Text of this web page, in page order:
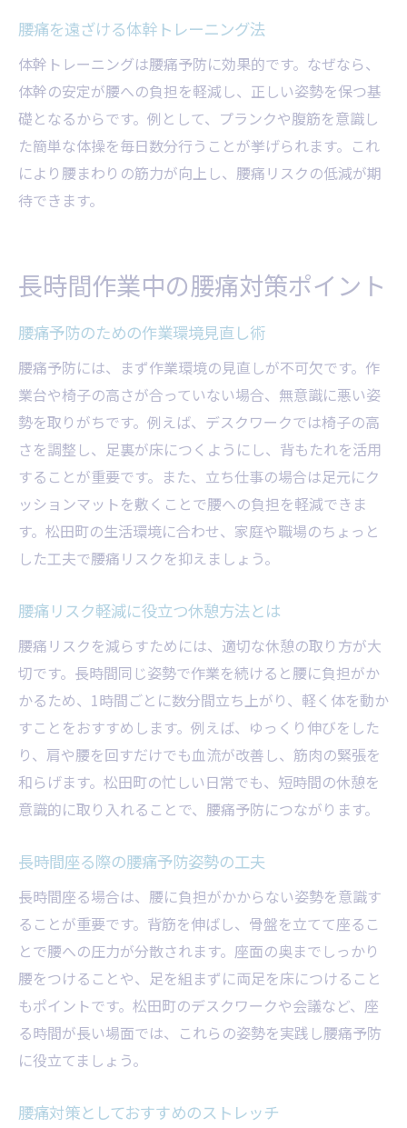
腰痛を遠ざける体幹トレーニング法
体幹トレーニングは腰痛予防に効果的です。なぜなら、
体幹の安定が腰への負担を軽減し、正しい姿勢を保つ基
礎となるからです。例として、プランクや腹筋を意識し
た簡単な体操を毎日数分行うことが挙げられます。これ
により腰まわりの筋力が向上し、腰痛リスクの低減が期
待できます。
長時間作業中の腰痛対策ポイント
腰痛予防のための作業環境見直し術
腰痛予防には、まず作業環境の見直しが不可欠です。作
業台や椅子の高さが合っていない場合、無意識に悪い姿
勢を取りがちです。例えば、デスクワークでは椅子の高
さを調整し、足裏が床につくようにし、背もたれを活用
することが重要です。また、立ち仕事の場合は足元にク
ッションマットを敷くことで腰への負担を軽減できま
す。松田町の生活環境に合わせ、家庭や職場のちょっと
した工夫で腰痛リスクを抑えましょう。
腰痛リスク軽減に役立つ休憩方法とは
腰痛リスクを減らすためには、適切な休憩の取り方が大
切です。長時間同じ姿勢で作業を続けると腰に負担がか
かるため、1時間ごとに数分間立ち上がり、軽く体を動か
すことをおすすめします。例えば、ゆっくり伸びをした
り、肩や腰を回すだけでも血流が改善し、筋肉の緊張を
和らげます。松田町の忙しい日常でも、短時間の休憩を
意識的に取り入れることで、腰痛予防につながります。
長時間座る際の腰痛予防姿勢の工夫
長時間座る場合は、腰に負担がかからない姿勢を意識す
ることが重要です。背筋を伸ばし、骨盤を立てて座るこ
とで腰への圧力が分散されます。座面の奥までしっかり
腰をつけることや、足を組まずに両足を床につけること
もポイントです。松田町のデスクワークや会議など、座
る時間が長い場面では、これらの姿勢を実践し腰痛予防
に役立てましょう。
腰痛対策としておすすめのストレッチ